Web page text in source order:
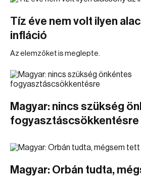
Tíz éve nem volt ilyen
infláció
Az elemzőket is meglepte.
Magyar: nincs szükség
fogyasztáscsökkentésre
Magyar: Orbán tudta,